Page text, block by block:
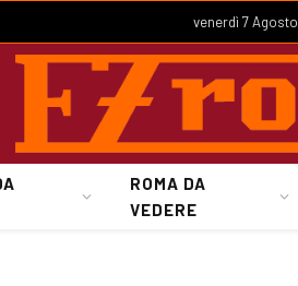
venerdì 7 Agosto
ROMA DA
VEDERE